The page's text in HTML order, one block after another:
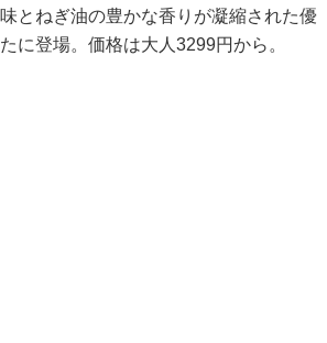
とねぎ油の豊かな香りが凝縮された優
に登場。価格は大人3299円から。